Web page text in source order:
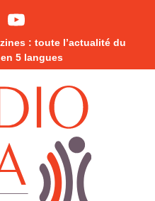
: toute l’actualité du
5 langues